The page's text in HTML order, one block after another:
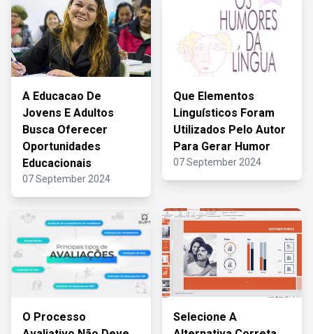
A Educacao De
Jovens E Adultos
Busca Oferecer
Oportunidades
Educacionais
07 September 2024
Que Elementos
Linguísticos Foram
Utilizados Pelo Autor
Para Gerar Humor
07 September 2024
O Processo
Selecione A